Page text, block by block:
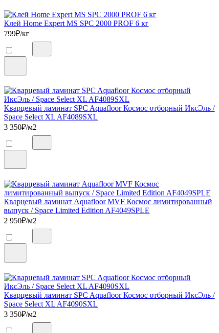
Клей Home Expert MS SPC 2000 PROF 6 кг
799₽/кг
Кварцевый ламинат SPC Aquafloor Космос отборный ИксЭль /
Space Select XL AF4089SXL
3 350₽/м2
Кварцевый ламинат Aquafloor MVF Космос лимитированный
выпуск / Space Limited Edition AF4049SPLE
2 950₽/м2
Кварцевый ламинат SPC Aquafloor Космос отборный ИксЭль /
Space Select XL AF4090SXL
3 350₽/м2